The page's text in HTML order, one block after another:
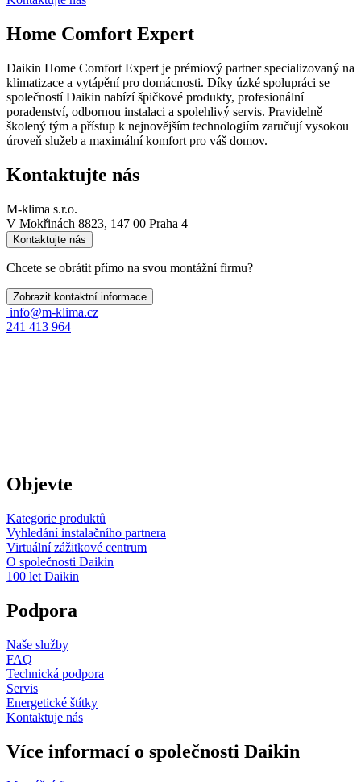
Home Comfort Expert
Daikin Home Comfort Expert je prémiový partner specializovaný na
klimatizace a vytápění pro domácnosti. Díky úzké spolupráci se
společností Daikin nabízí špičkové produkty, profesionální
poradenství, odbornou instalaci a spolehlivý servis. Pravidelně
školený tým a přístup k nejnovějším technologiím zaručují vysokou
úroveň služeb a maximální komfort pro váš domov.
Kontaktujte nás
M-klima s.r.o.
V Mokřinách 8823, 147 00 Praha 4
Kontaktujte nás
Chcete se obrátit přímo na svou montážní firmu?
Zobrazit kontaktní informace
info@m-klima.cz
241 413 964
Objevte
Kategorie produktů
Vyhledání instalačního partnera
Virtuální zážitkové centrum
O společnosti Daikin
100 let Daikin
Podpora
Naše služby
FAQ
Technická podpora
Servis
Energetické štítky
Kontaktuje nás
Více informací o společnosti Daikin